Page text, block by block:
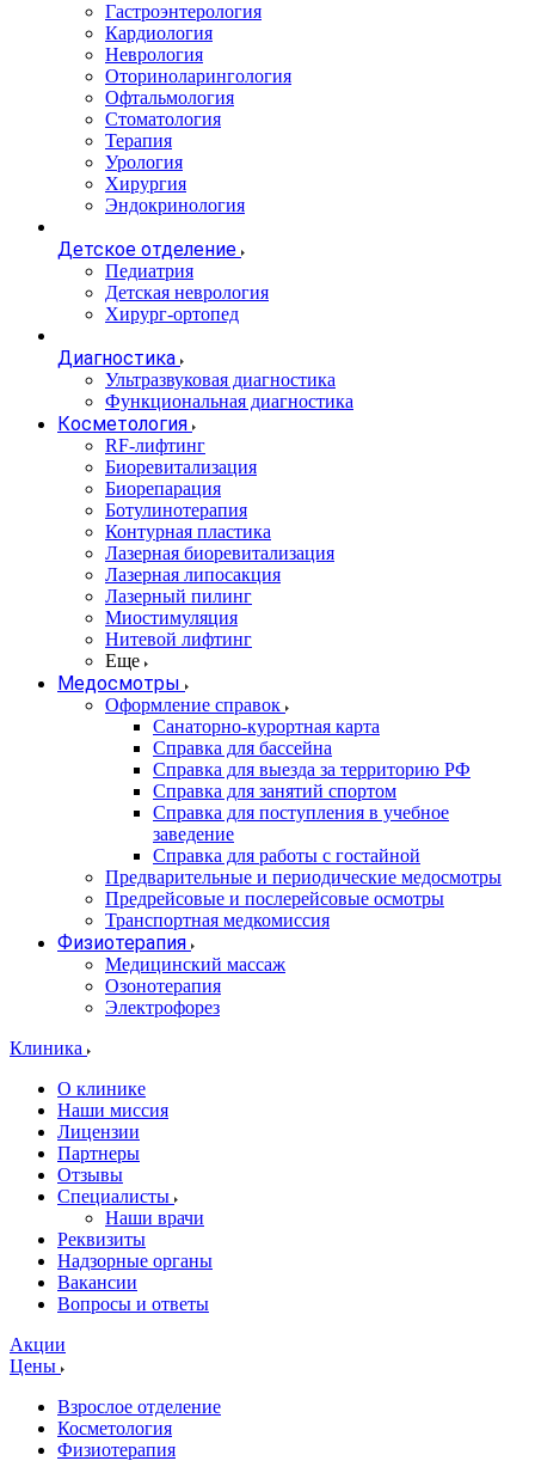
Гастроэнтерология
Кардиология
Неврология
Оториноларингология
Офтальмология
Стоматология
Терапия
Урология
Хирургия
Эндокринология
Детское отделение
Педиатрия
Детская неврология
Хирург-ортопед
Диагностика
Ультразвуковая диагностика
Функциональная диагностика
Косметология
RF-лифтинг
Биоревитализация
Биорепарация
Ботулинотерапия
Контурная пластика
Лазерная биоревитализация
Лазерная липосакция
Лазерный пилинг
Миостимуляция
Нитевой лифтинг
Еще
Медосмотры
Оформление справок
Санаторно-курортная карта
Справка для бассейна
Справка для выезда за территорию РФ
Справка для занятий спортом
Справка для поступления в учебное
заведение
Справка для работы с гостайной
Предварительные и периодические медосмотры
Предрейсовые и послерейсовые осмотры
Транспортная медкомиссия
Физиотерапия
Медицинский массаж
Озонотерапия
Электрофорез
Клиника
О клинике
Наши миссия
Лицензии
Партнеры
Отзывы
Специалисты
Наши врачи
Реквизиты
Надзорные органы
Вакансии
Вопросы и ответы
Акции
Цены
Взрослое отделение
Косметология
Физиотерапия